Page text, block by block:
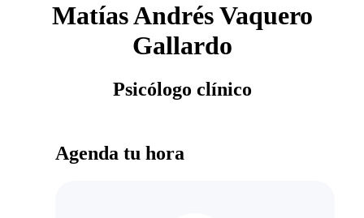
Matías Andrés Vaquero
Gallardo
Psicólogo clínico
Agenda tu hora